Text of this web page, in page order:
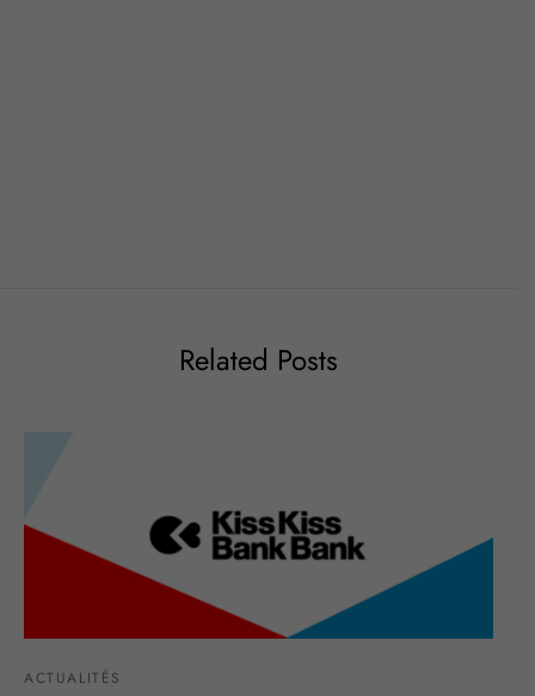
Related Posts
ACTUALITÉS